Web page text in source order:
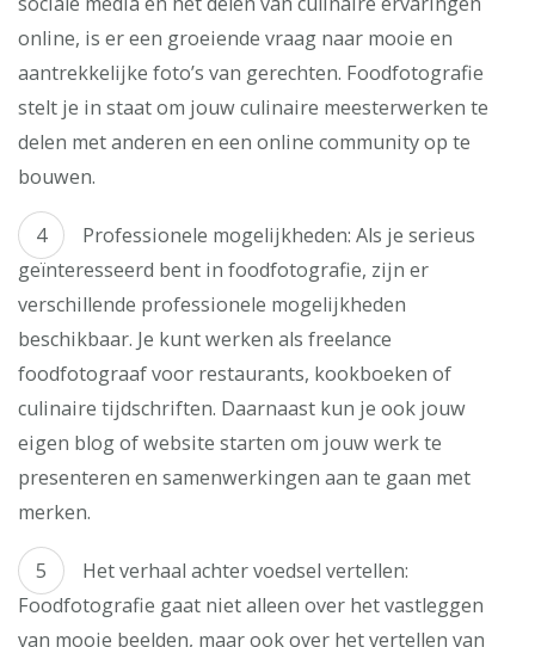
online, is er een groeiende vraag naar mooie en
aantrekkelijke foto’s van gerechten. Foodfotografie
stelt je in staat om jouw culinaire meesterwerken te
delen met anderen en een online community op te
bouwen.
Professionele mogelijkheden: Als je serieus
geïnteresseerd bent in foodfotografie, zijn er
verschillende professionele mogelijkheden
beschikbaar. Je kunt werken als freelance
foodfotograaf voor restaurants, kookboeken of
culinaire tijdschriften. Daarnaast kun je ook jouw
eigen blog of website starten om jouw werk te
presenteren en samenwerkingen aan te gaan met
merken.
Het verhaal achter voedsel vertellen:
Foodfotografie gaat niet alleen over het vastleggen
van mooie beelden, maar ook over het vertellen van